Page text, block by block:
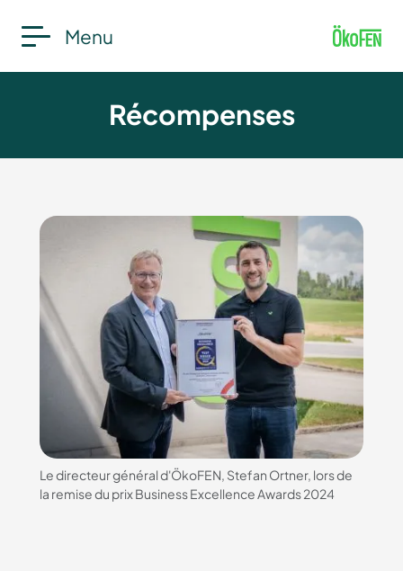
Menu
Récompenses
Le directeur général d'ÖkoFEN, Stefan Ortner, lors de
la remise du prix Business Excellence Awards 2024